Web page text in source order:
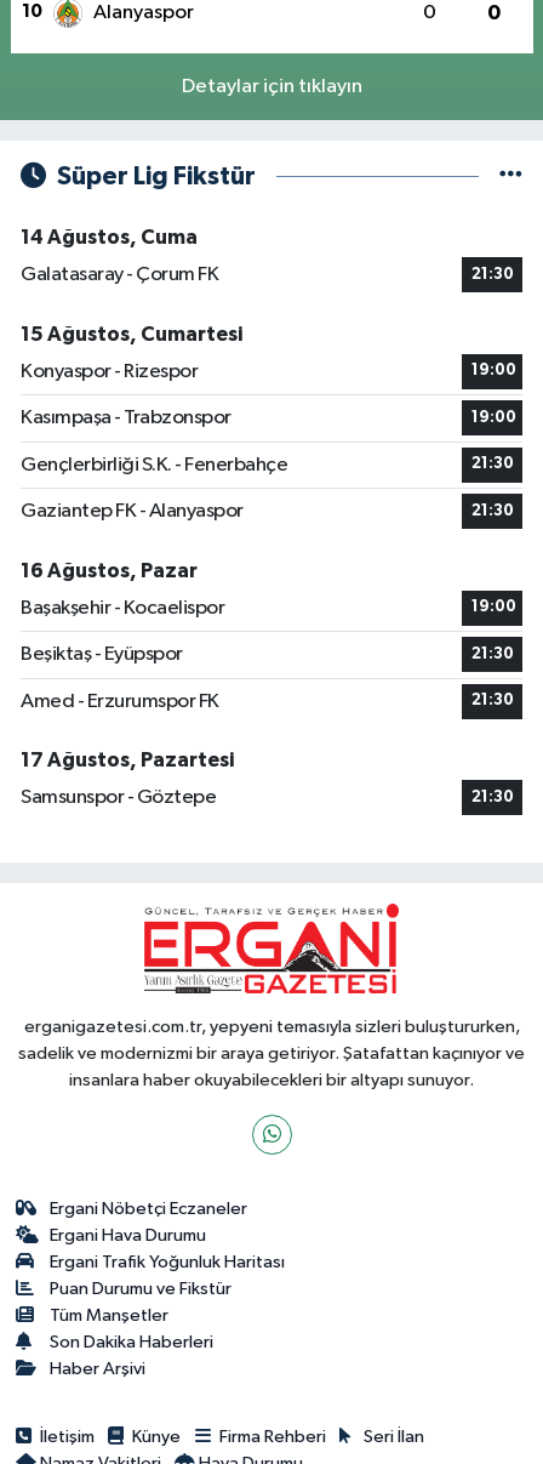
10 Alanyaspor 0 0
Detaylar için tıklayın
Süper Lig Fikstür
14 Ağustos, Cuma
Galatasaray - Çorum FK
21:30
15 Ağustos, Cumartesi
Konyaspor - Rizespor
19:00
Kasımpaşa - Trabzonspor 19:00
Gençlerbirliği S.K. - Fenerbahçe 21:30
Gaziantep FK - Alanyaspor 21:30
16 Ağustos, Pazar
Başakşehir - Kocaelispor
19:00
Beşiktaş - Eyüpspor 21:30
Amed - Erzurumspor FK 21:30
17 Ağustos, Pazartesi
Samsunspor - Göztepe
21:30
erganigazetesi.com.tr, yepyeni temasıyla sizleri buluştururken,
sadelik ve modernizmi bir araya getiriyor. Şatafattan kaçınıyor ve
insanlara haber okuyabilecekleri bir altyapı sunuyor.
Ergani Nöbetçi Eczaneler
Ergani Hava Durumu
Ergani Trafik Yoğunluk Haritası
Puan Durumu ve Fikstür
Tüm Manşetler
Son Dakika Haberleri
Haber Arşivi
İletişim Künye Firma Rehberi
Seri İlan